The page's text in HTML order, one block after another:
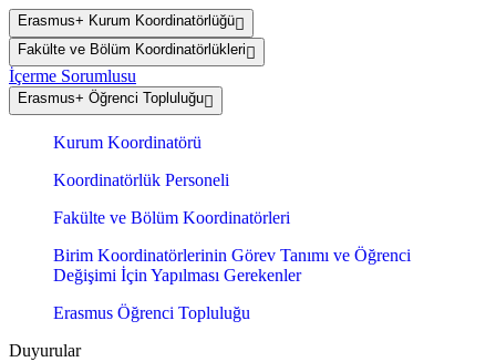
Erasmus+ Kurum Koordinatörlüğü
Fakülte ve Bölüm Koordinatörlükleri
İçerme Sorumlusu
Erasmus+ Öğrenci Topluluğu
Kurum Koordinatörü
Koordinatörlük Personeli
Fakülte ve Bölüm Koordinatörleri
Birim Koordinatörlerinin Görev Tanımı ve Öğrenci
Değişimi İçin Yapılması Gerekenler
Erasmus Öğrenci Topluluğu
Duyurular